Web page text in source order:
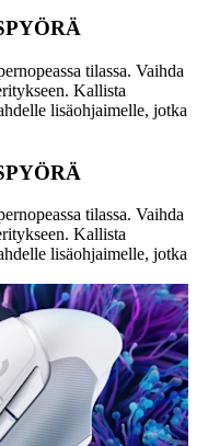
tilassa. Vaihda
Kallista
lisäohjaimelle, jotka
tilassa. Vaihda
Kallista
lisäohjaimelle, jotka